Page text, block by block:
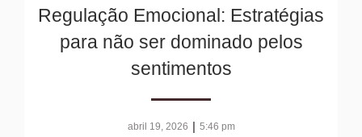
Regulação Emocional: Estratégias
para não ser dominado pelos
sentimentos
abril 19, 2026 | 5:46 pm